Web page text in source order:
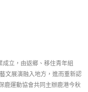
立，由返鄉、移住青年組
文展演融入地方，進而重新認
鹿運動協會共同主辦鹿港今秋